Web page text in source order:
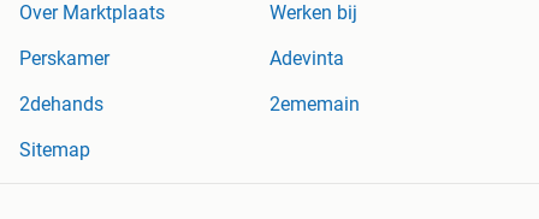
Over Marktplaats
Werken bij
Perskamer
Adevinta
2dehands
2ememain
Sitemap